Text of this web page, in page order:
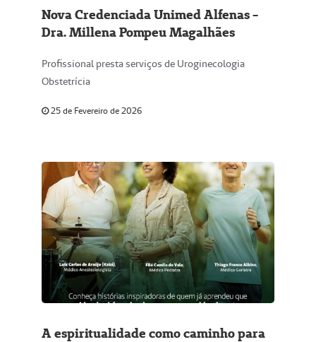
Nova Credenciada Unimed Alfenas -
Dra. Millena Pompeu Magalhães
Profissional presta serviços de Uroginecologia
Obstetrícia
25 de Fevereiro de 2026
A espiritualidade como caminho para